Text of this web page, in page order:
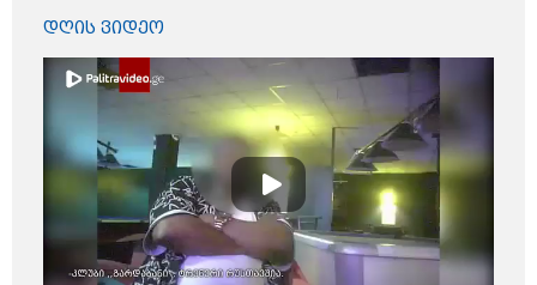
თითქოს საქართველოში
უარყოფითი გარემოა რუსი
ტურისტებისთვის" - პრემიერი
16:14 / 06-08-2026
"დღეს ვიმგზავრეთ
მატარებლით, რომელიც ახალი
სიჩქარით მოძრაობს, მანამდე
ბათუმამდე მგზავრობის დრო
იყო 5,5 საათი და ახლა არის 4
საათამდე შემცირებული" -
ირაკლი კობახიძე
დღის ვიდეო